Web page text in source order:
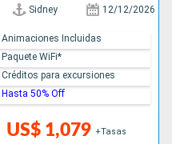
Sidney 12/12/2026
US$ 1,079 +Tasas
Animaciones Incluidas
Paquete WiFi*
Créditos para excursiones
Hasta 50% Off